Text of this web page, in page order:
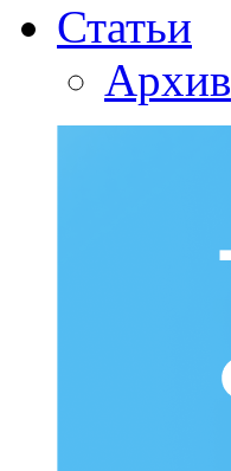
Статьи
Архив